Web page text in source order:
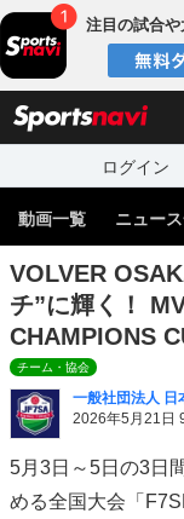
注目の試合
ログイン
動画一覧 ニュー
VOLVER
チ”に輝く！
CHAMPIONS
チーム・協会
一般社団法人 日
2026年5月21日
5月3日～5日の3日
める全国大会「